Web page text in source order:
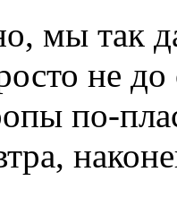
мы так
не до
по-